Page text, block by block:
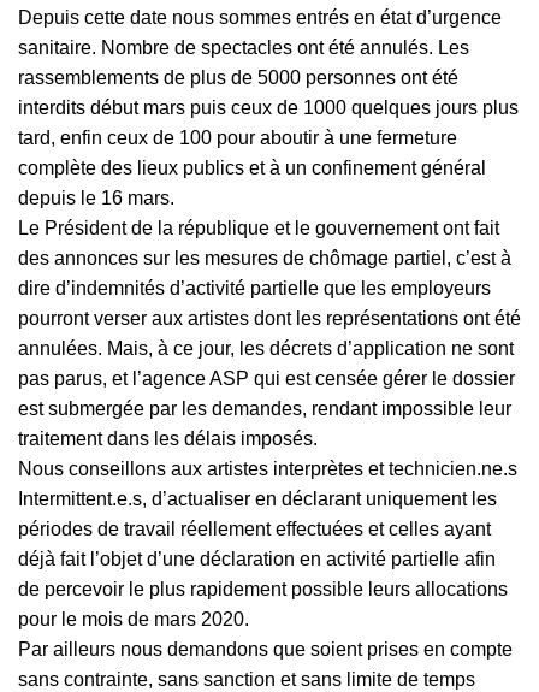
Depuis cette date nous sommes entrés en état d’urgence
sanitaire. Nombre de spectacles ont été annulés. Les
rassemblements de plus de 5000 personnes ont été
interdits début mars puis ceux de 1000 quelques jours plus
tard, enfin ceux de 100 pour aboutir à une fermeture
complète des lieux publics et à un confinement général
depuis le 16 mars.
Le Président de la république et le gouvernement ont fait
des annonces sur les mesures de chômage partiel, c’est à
dire d’indemnités d’activité partielle que les employeurs
pourront verser aux artistes dont les représentations ont été
annulées. Mais, à ce jour, les décrets d’application ne sont
pas parus, et l’agence ASP qui est censée gérer le dossier
est submergée par les demandes, rendant impossible leur
traitement dans les délais imposés.
Nous conseillons aux artistes interprètes et technicien.ne.s
Intermittent.e.s, d’actualiser en déclarant uniquement les
périodes de travail réellement effectuées et celles ayant
déjà fait l’objet d’une déclaration en activité partielle afin
de percevoir le plus rapidement possible leurs allocations
pour le mois de mars 2020.
Par ailleurs nous demandons que soient prises en compte
sans contrainte, sans sanction et sans limite de temps